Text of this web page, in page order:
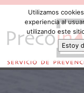
Utilizamos
experiencia al
utilizando este
Estoy